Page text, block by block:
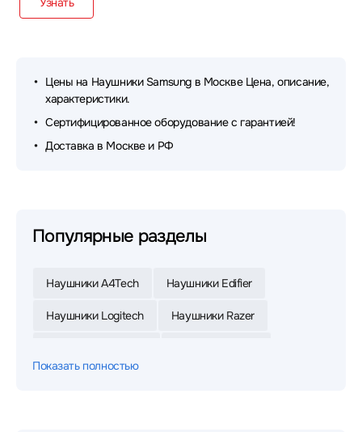
Цены на Наушники Samsung в Москве Цена, описание,
характеристики.
Сертифицированное оборудование с гарантией!
Доставка в Москве и РФ
Популярные разделы
Наушники A4Tech Наушники Edifier
Наушники Logitech Наушники Razer
Показать полностью